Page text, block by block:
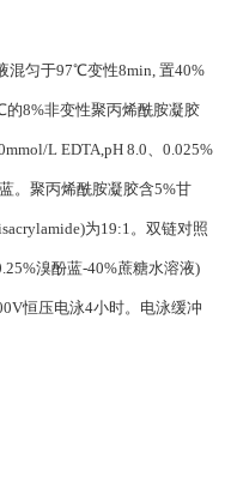
混匀于97℃变性8min,置40%
的8%非变性聚丙烯酰胺凝胶
L EDTA,pH 8.0、0.025%
。聚丙烯酰胺凝胶含5%甘
为19:1。双链对照
溴酚蓝-40%蔗糖水溶液)
恒压电泳4小时。电泳缓冲